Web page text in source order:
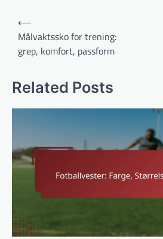
Post
navigation
⟵
Målvaktssko for trening:
grep, komfort, passform
Related Posts